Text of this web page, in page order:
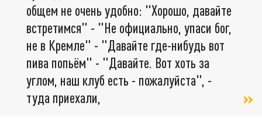
общем не очень удобно: "Хорошо, давайте
встретимся" - "Не официально, упаси бог,
не в Кремле" - "Давайте где-нибудь вот
пива попьём" - "Давайте. Вот хоть за
углом, наш клуб есть - пожалуйста", -
туда приехали,